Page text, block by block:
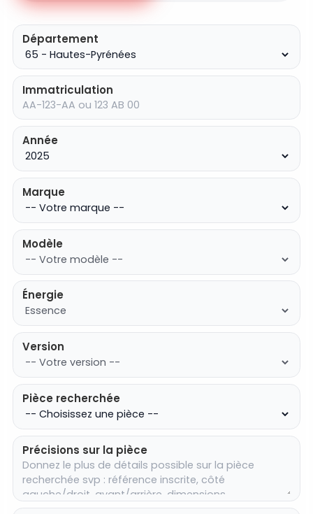
Département
Immatriculation
Année
Marque
Modèle
Énergie
Version
Pièce recherchée
Précisions sur la pièce